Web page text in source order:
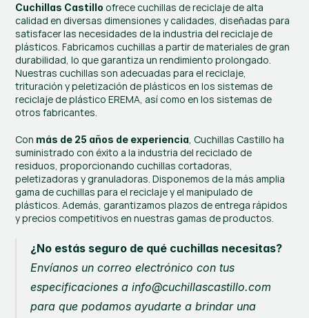
Cuchillas Castillo ofrece cuchillas de reciclaje de alta
calidad en diversas dimensiones y calidades, diseñadas para
satisfacer las necesidades de la industria del reciclaje de
plásticos. Fabricamos cuchillas a partir de materiales de gran
durabilidad, lo que garantiza un rendimiento prolongado.
Nuestras cuchillas son adecuadas para el reciclaje,
trituración y peletización de plásticos en los sistemas de
reciclaje de plástico EREMA, así como en los sistemas de
otros fabricantes.
Con más de 25 años de experiencia, Cuchillas Castillo ha
suministrado con éxito a la industria del reciclado de
residuos, proporcionando cuchillas cortadoras,
peletizadoras y granuladoras. Disponemos de la más amplia
gama de cuchillas para el reciclaje y el manipulado de
plásticos. Además, garantizamos plazos de entrega rápidos
y precios competitivos en nuestras gamas de productos.
¿No estás seguro de qué cuchillas necesitas?
Envíanos un correo electrónico con tus
especificaciones a info@cuchillascastillo.com
para que podamos ayudarte a brindar una